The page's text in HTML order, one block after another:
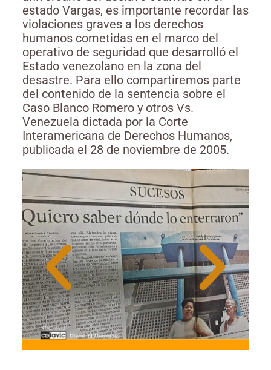
estado Vargas, es importante recordar las
violaciones graves a los derechos
humanos cometidas en el marco del
operativo de seguridad que desarrolló el
Estado venezolano en la zona del
desastre. Para ello compartiremos parte
del contenido de la sentencia sobre el
Caso Blanco Romero y otros Vs.
Venezuela dictada por la Corte
Interamericana de Derechos Humanos,
publicada el 28 de noviembre de 2005.